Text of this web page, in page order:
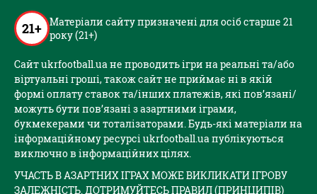
21+ Матеріали сайту призначені для осіб старше 21
року (21+)
Сайт ukrfootball.ua не проводить ігри на реальні та/або
віртуальні гроші, також сайт не приймає ні в якій
формі оплату ставок та/інших платежів, які пов’язані/
можуть бути пов’язані з азартними іграми,
букмекерами чи тоталізаторами. Будь-які матеріали на
інформаційному ресурсі ukrfootball.ua публікуються
виключно в інформаційних цілях.
УЧАСТЬ В АЗАРТНИХ ІГРАХ МОЖЕ ВИКЛИКАТИ ІГРОВУ
ЗАЛЕЖНІСТЬ. ДОТРИМУЙТЕСЬ ПРАВИЛ (ПРИНЦИПІВ)